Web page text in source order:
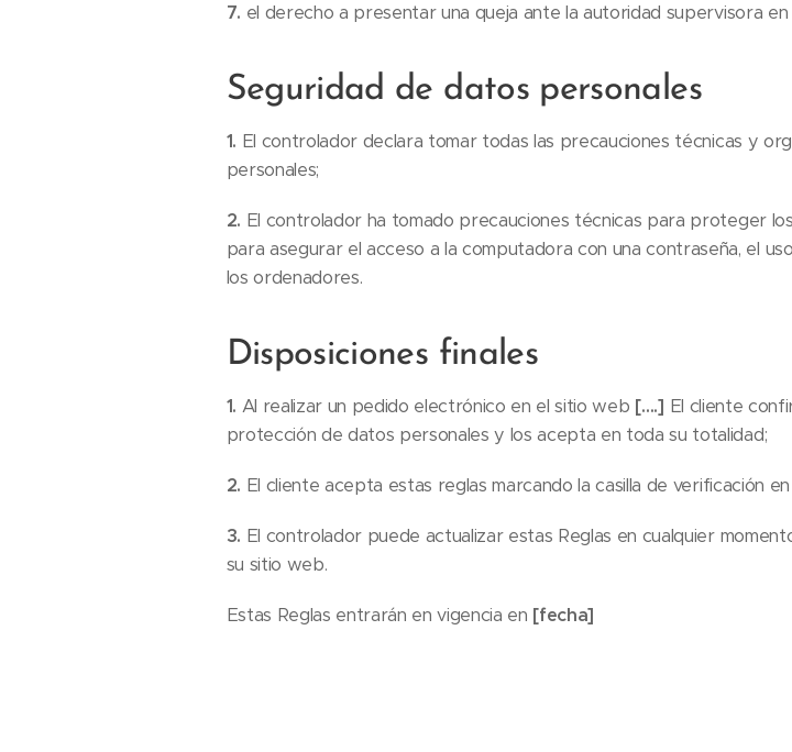
7. el derecho a presentar una queja ante la autoridad supervisora
Seguridad de datos personales
1. El controlador declara tomar todas las precauciones técnicas y
personales;
2. El controlador ha tomado precauciones técnicas para proteger
para asegurar el acceso a la computadora con una contraseña, el
los ordenadores.
Disposiciones finales
1. Al realizar un pedido electrónico en el sitio web [….] El cliente
protección de datos personales y los acepta en toda su totalidad;
2. El cliente acepta estas reglas marcando la casilla de verificación
3. El controlador puede actualizar estas Reglas en cualquier
su sitio web.
Estas Reglas entrarán en vigencia en [fecha]